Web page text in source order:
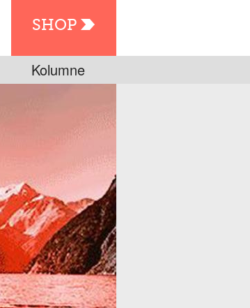
SHOP
Kolumne